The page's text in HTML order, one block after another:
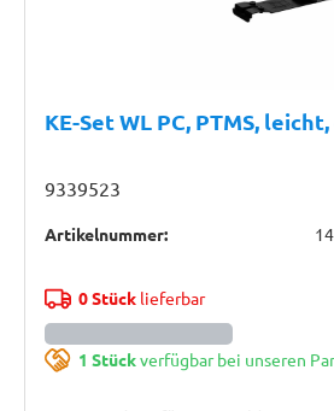
KE-Set WL PC, PTMS,
9339523
Artikelnummer:
0 Stücklieferbar
1 Stückverfügbar bei unseren